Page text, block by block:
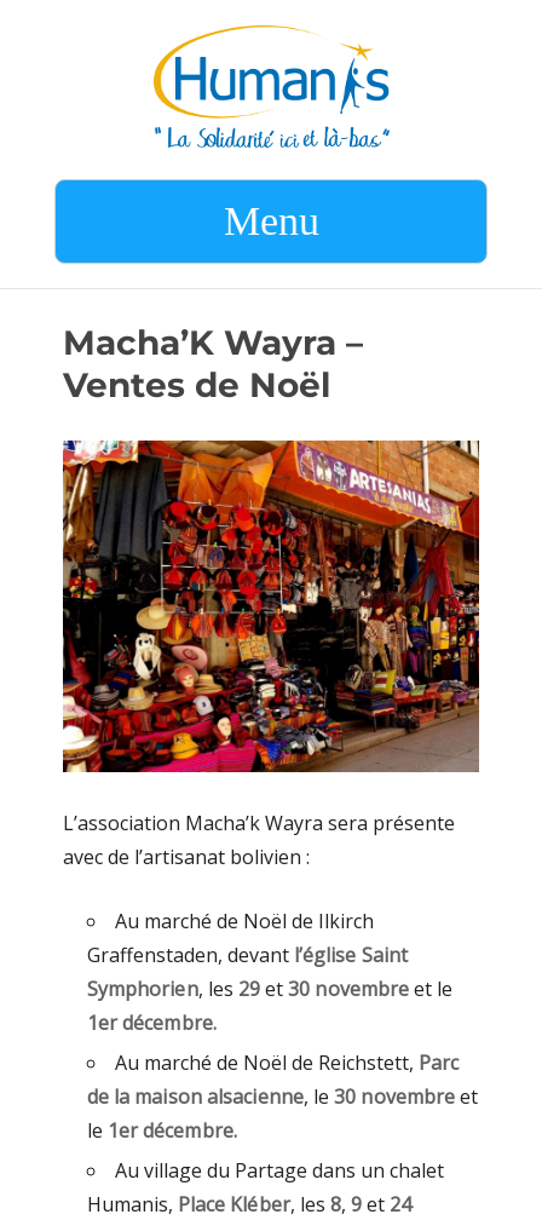
Menu
Macha’K Wayra –
Ventes de Noël
L’association Macha’k Wayra sera présente
avec de l’artisanat bolivien :
Au marché de Noël de Ilkirch
Graffenstaden, devant l’église Saint
Symphorien, les 29et30 novembreet le
1er décembre.
Au marché de Noël de Reichstett, Parc
de la maison alsacienne, le 30 novembreet
le 1er décembre.
Au village du Partage dans un chalet
Humanis, Place Kléber, les 8,9et 24